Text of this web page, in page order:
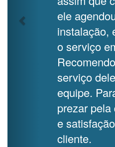
ele
instalação,
o serviço
serviço
equipe.
prezar
e
cliente.